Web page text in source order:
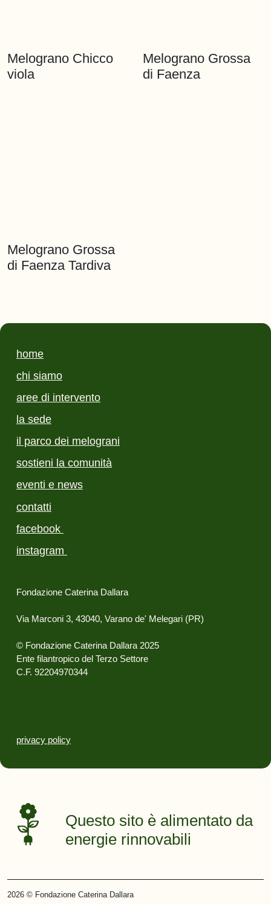
Melograno Chicco
viola
Melograno Grossa
di Faenza
Melograno Grossa
di Faenza Tardiva
home
chi siamo
aree di intervento
la sede
il parco dei melograni
sostieni la comunità
eventi e news
contatti
facebook
instagram
Fondazione Caterina Dallara
Via Marconi 3, 43040, Varano de' Melegari (PR)
© Fondazione Caterina Dallara 2025
Ente filantropico del Terzo Settore
C.F. 92204970344
Questo sito è alimentato
da energie rinnovabili